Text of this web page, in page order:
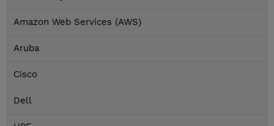
Amazon Web Services (AWS)
Aruba
Cisco
Dell